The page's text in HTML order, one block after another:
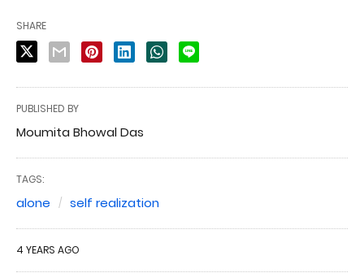
SHARE
PUBLISHED BY
Moumita Bhowal Das
TAGS:
alone self realization
4 YEARS AGO